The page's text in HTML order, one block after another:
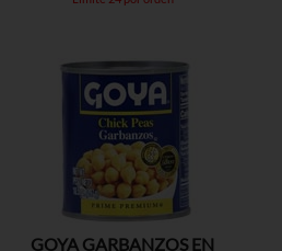
GOYA GARBANZOS EN